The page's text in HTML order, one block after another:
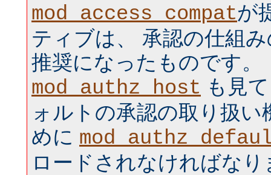
mod_access_compatが
ティブは、 承認の仕組
推奨になったものです。
mod_authz_host も見
ォルトの承認の取り扱
めに
ロードされなければなり